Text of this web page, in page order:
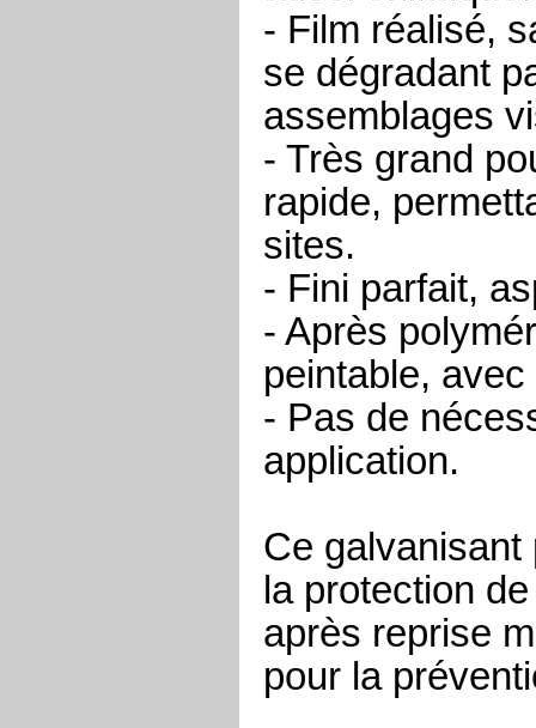
- Film réalisé,
se dégradant
assemblages
- Très grand
rapide,
sites.
- Fini parfait,
- Après
peintable,
- Pas de
application.
Ce galvanisant
la protection
après reprise
pour la